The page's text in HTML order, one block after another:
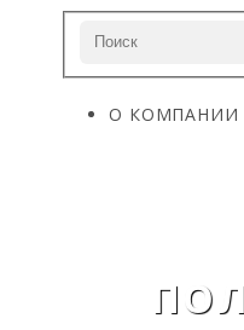
О КОМПАНИИ